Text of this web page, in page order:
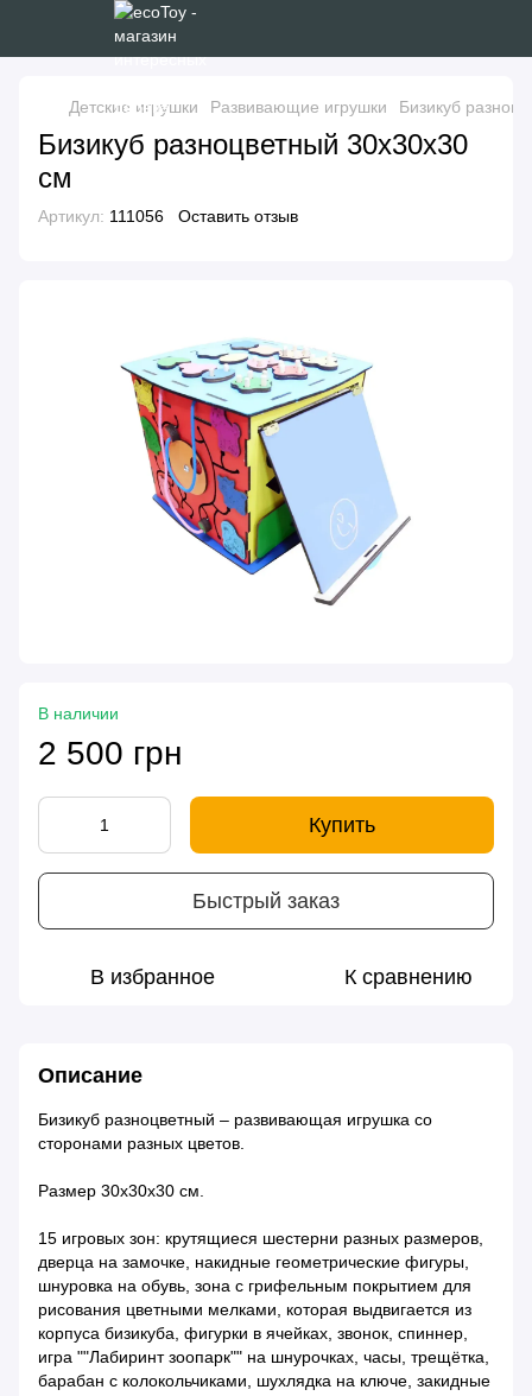
Детские игрушки Развивающие игрушки Бизикуб
Бизикуб разноцветный 30х30х30
см
Артикул: 111056 Оставить отзыв
В наличии
2 500 грн
Купить
Быстрый заказ
В избранное К сравнению
Описание
Бизикуб разноцветный – развивающая игрушка со
сторонами разных цветов.
Размер 30х30х30 см.
15 игровых зон: крутящиеся шестерни разных размеров,
дверца на замочке, накидные геометрические фигуры,
шнуровка на обувь, зона с грифельным покрытием для
рисования цветными мелками, которая выдвигается из
корпуса бизикуба, фигурки в ячейках, звонок, спиннер,
игра ""Лабиринт зоопарк"" на шнурочках, часы, трещётка,
барабан с колокольчиками, шухлядка на ключе, закидные